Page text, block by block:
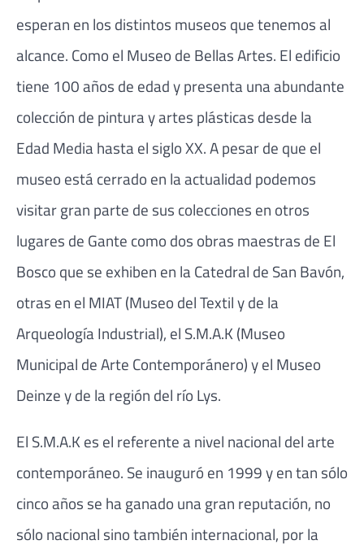
esperan en los distintos museos que tenemos al
alcance. Como el Museo de Bellas Artes. El edificio
tiene 100 años de edad y presenta una abundante
colección de pintura y artes plásticas desde la
Edad Media hasta el siglo XX. A pesar de que el
museo está cerrado en la actualidad podemos
visitar gran parte de sus colecciones en otros
lugares de Gante como dos obras maestras de El
Bosco que se exhiben en la Catedral de San Bavón,
otras en el MIAT (Museo del Textil y de la
Arqueología Industrial), el S.M.A.K (Museo
Municipal de Arte Contemporánero) y el Museo
Deinze y de la región del río Lys.
El S.M.A.K es el referente a nivel nacional del arte
contemporáneo. Se inauguró en 1999 y en tan sólo
cinco años se ha ganado una gran reputación, no
sólo nacional sino también internacional, por la